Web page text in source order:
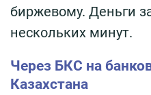
биржевому. Деньги
нескольких минут.
Через БКС на
Казахстана